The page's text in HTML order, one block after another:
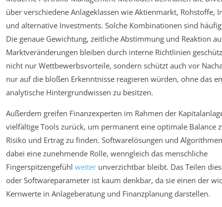
über verschiedene Anlageklassen wie Aktienmarkt, Rohstoffe,
und alternative Investments. Solche Kombinationen sind
Die genaue Gewichtung, zeitliche Abstimmung und Reaktion
Marktveränderungen bleiben durch interne Richtlinien
nicht nur Wettbewerbsvorteile, sondern schützt auch vor
nur auf die bloßen Erkenntnisse reagieren würden, ohne das
analytische Hintergrundwissen zu besitzen.
Außerdem greifen Finanzexperten im Rahmen der
vielfältige Tools zurück, um permanent eine optimale Balance
Risiko und Ertrag zu finden. Softwarelösungen und
dabei eine zunehmende Rolle, wenngleich das menschliche
Fingerspitzengefühl weiter unverzichtbar bleibt. Das Teilen
oder Softwareparameter ist kaum denkbar, da sie einen der
Kernwerte in Anlageberatung und Finanzplanung darstellen.